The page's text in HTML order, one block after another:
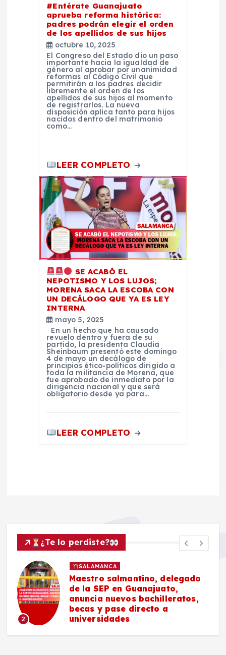
#Entérate Guanajuato
aprueba reforma histórica:
padres podrán elegir el orden
de los apellidos de sus hijos
octubre 10, 2025
El Congreso del Estado dio un paso
importante hacia la igualdad de
género al aprobar por unanimidad
reformas al Código Civil que
permitirán a los padres decidir
libremente el orden de los
apellidos de sus hijos al momento
de registrarlos. La nueva
disposición aplica tanto para hijos
nacidos dentro del matrimonio
como…
LEER COMPLETO
SE ACABÓ EL
NEPOTISMO Y LOS LUJOS;
MORENA SACA LA ESCOBA CON
UN DECÁLOGO QUE YA ES LEY
INTERNA
mayo 5, 2025
En un hecho que ha causado
revuelo dentro y fuera de su
partido, la presidenta Claudia
Sheinbaum presentó este domingo
4 de mayo un decálogo de
principios ético-políticos dirigido a
toda la militancia de Morena, que
fue aprobado de inmediato por la
dirigencia nacional y que será
obligatorio desde ya para…
LEER COMPLETO
¿Te lo perdiste?
2
SALAMANCA
Maestro salmantino, delegado
de la SEP en Guanajuato,
anuncia nuevos bachilleratos,
becas y pase directo a
universidades